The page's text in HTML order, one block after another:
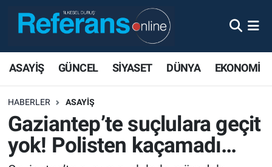
ASAYİŞ GÜNCEL SİYASET DÜNYA EKONOMİ
HABERLER ASAYİŞ
Gaziantep’te suçlulara geçit
yok! Polisten kaçamadı…